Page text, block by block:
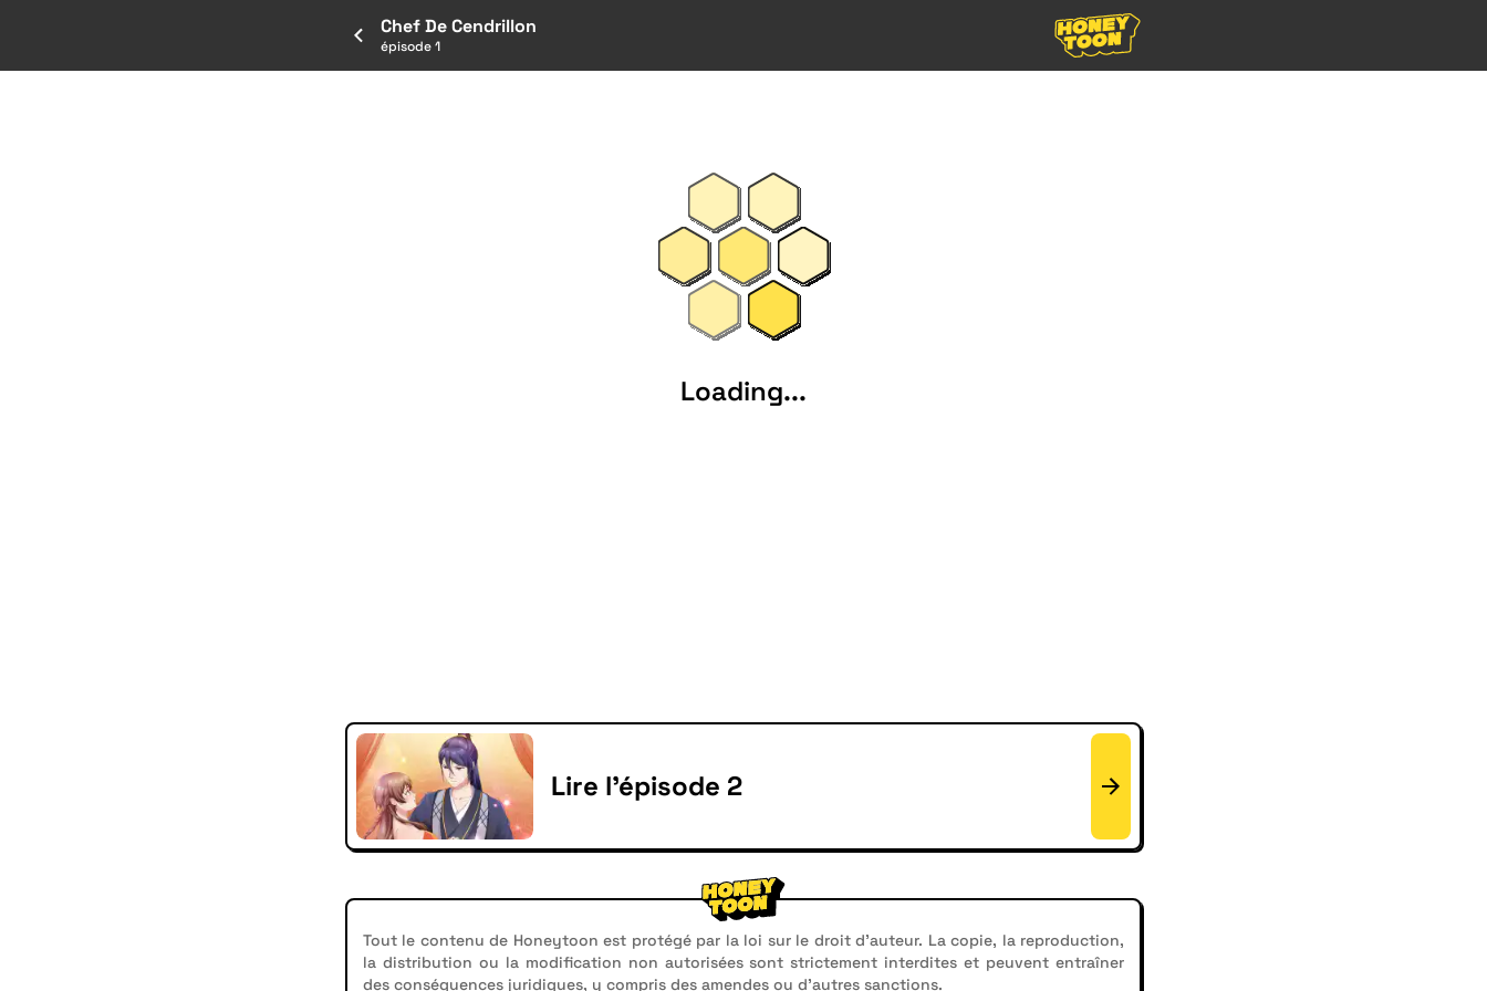
Chef De Cendrillon
épisode 1
Loading...
Lire l'épisode 2
Tout le contenu de Honeytoon est protégé par la loi sur le droit d'auteur. La copie, la reproduction,
la distribution ou la modification non autorisées sont strictement interdites et peuvent entraîner
des conséquences juridiques, y compris des amendes ou d'autres sanctions.